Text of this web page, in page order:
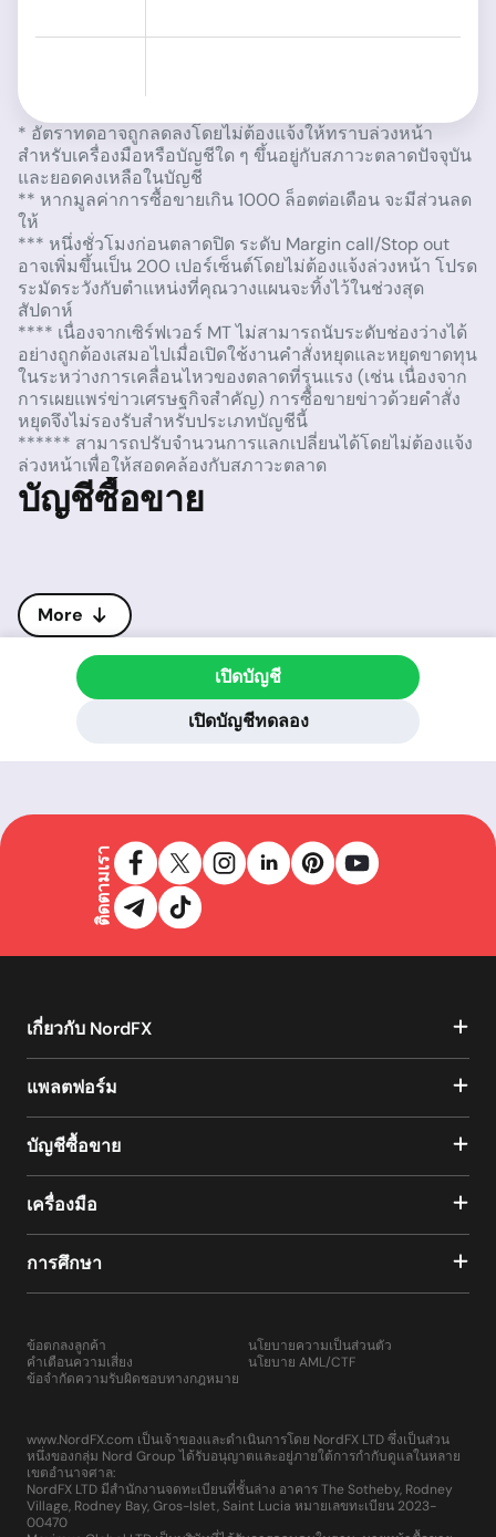
* อัตราทดอาจถูกลดลงโดยไม่ต้องแจ้งให้ทราบล่วงหน้า
สำหรับเครื่องมือหรือบัญชีใด ๆ ขึ้นอยู่กับสภาวะตลาดปัจจุบัน
และยอดคงเหลือในบัญชี
** หากมูลค่าการซื้อขายเกิน 1000 ล็อตต่อเดือน จะมีส่วนลด
ให้
*** หนึ่งชั่วโมงก่อนตลาดปิด ระดับ Margin call/Stop out
อาจเพิ่มขึ้นเป็น 200 เปอร์เซ็นต์โดยไม่ต้องแจ้งล่วงหน้า โปรด
ระมัดระวังกับตำแหน่งที่คุณวางแผนจะทิ้งไว้ในช่วงสุด
สัปดาห์
**** เนื่องจากเซิร์ฟเวอร์ MT ไม่สามารถนับระดับช่องว่างได้
อย่างถูกต้องเสมอไปเมื่อเปิดใช้งานคำสั่งหยุดและหยุดขาดทุน
ในระหว่างการเคลื่อนไหวของตลาดที่รุนแรง (เช่น เนื่องจาก
การเผยแพร่ข่าวเศรษฐกิจสำคัญ) การซื้อขายข่าวด้วยคำสั่ง
หยุดจึงไม่รองรับสำหรับประเภทบัญชีนี้
****** สามารถปรับจำนวนการแลกเปลี่ยนได้โดยไม่ต้องแจ้ง
ล่วงหน้าเพื่อให้สอดคล้องกับสภาวะตลาด
บัญชีซื้อขาย
More
เปิดบัญชี
เปิดบัญชีทดลอง
ติดตามเรา
เกี่ยวกับ NordFX
แพลตฟอร์ม
บัญชีซื้อขาย
เครื่องมือ
การศึกษา
ข้อตกลงลูกค้า
คำเตือนความเสี่ยง
ข้อจำกัดความรับผิดชอบทางกฎหมาย
นโยบายความเป็นส่วนตัว
นโยบาย AML/CTF
www.NordFX.com เป็นเจ้าของและดำเนินการโดย NordFX LTD ซึ่งเป็นส่วน
หนึ่งของกลุ่ม Nord Group ได้รับอนุญาตและอยู่ภายใต้การกำกับดูแลในหลาย
เขตอำนาจศาล:
NordFX LTD มีสำนักงานจดทะเบียนที่ชั้นล่าง อาคาร The Sotheby, Rodney
Village, Rodney Bay, Gros-Islet, Saint Lucia หมายเลขทะเบียน 2023-
00470